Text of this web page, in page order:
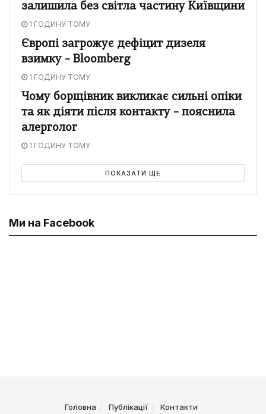
залишила без світла частину Київщини
1 ГОДИНУ ТОМУ
Європі загрожує дефіцит дизеля
взимку – Bloomberg
1 ГОДИНУ ТОМУ
Чому борщівник викликає сильні опіки
та як діяти після контакту – пояснила
алерголог
1 ГОДИНУ ТОМУ
ПОКАЗАТИ ЩЕ
Ми на Facebook
Головна Публікації Контакти